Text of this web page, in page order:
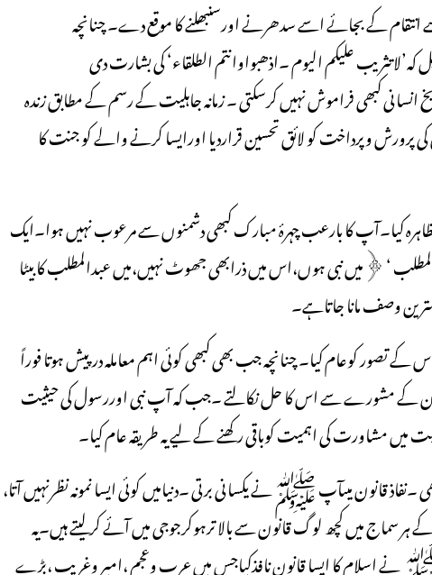
کے بجائے اسے سدھرنے اورسنبھلنے کا موقع دے۔ چنانچہ
علیکم الیوم ۔اذھبواوانتم الطلقاء‘ کی بشارت دی
انسانی کبھی فراموش نہیں کرسکتی ۔ زمانہ جاہلیت کے رسم کے مطابق زندہ
کی پرورش وپرداخت کو لائق تحسین قراردیا اورایسا کرنے والے کو جنت کا
کیا۔آپ کا بارعب چہرۂ مبارک کبھی دشمنوں سے مرعوب نہیں ہوا۔ایک
‘ ﴿میں نبی ہوں،اس میں ذرابھی جھوٹ نہیں،میں عبدالمطلب کا بیٹا
ین وصف مانا جاتاہے۔
کوعام کیا۔ چنانچہ جب بھی کبھی کوئی اہم معاملہ درپیش ہوتا فوراً
کے مشورے سے اس کا حل نکالتے ۔جب کہ آپ نبی اوررسول کی حیثیت
کی اہمیت کوباقی رکھنے کے لیے یہ طریقہ عام کیا۔
قانون میںآپ ﷺ نے یکسانی برتی ۔دنیامیں کوئی ایسا نمونہ نظرنہیں آتا،
سماج میں کچھ لوگ قانون سے بالا ترہوکرجوجی میں آئے کرلیتے ہیں۔یہ
کا ایسا قانون نافذکیاجس میں عرب وعجم ،امیر وغریب ،بڑے